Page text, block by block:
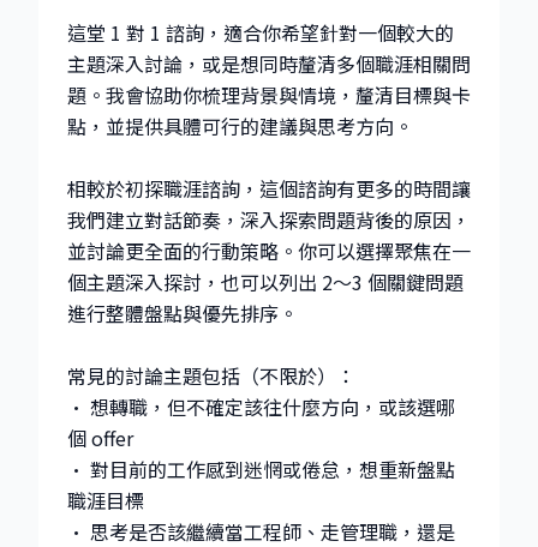
這堂 1 對 1 諮詢，適合你希望針對一個較大的
主題深入討論，或是想同時釐清多個職涯相關問
題。我會協助你梳理背景與情境，釐清目標與卡
點，並提供具體可行的建議與思考方向。
相較於初探職涯諮詢，這個諮詢有更多的時間讓
我們建立對話節奏，深入探索問題背後的原因，
並討論更全面的行動策略。你可以選擇聚焦在一
個主題深入探討，也可以列出 2～3 個關鍵問題
進行整體盤點與優先排序。
常見的討論主題包括（不限於）：
• 想轉職，但不確定該往什麼方向，或該選哪
個 offer
• 對目前的工作感到迷惘或倦怠，想重新盤點
職涯目標
• 思考是否該繼續當工程師、走管理職，還是